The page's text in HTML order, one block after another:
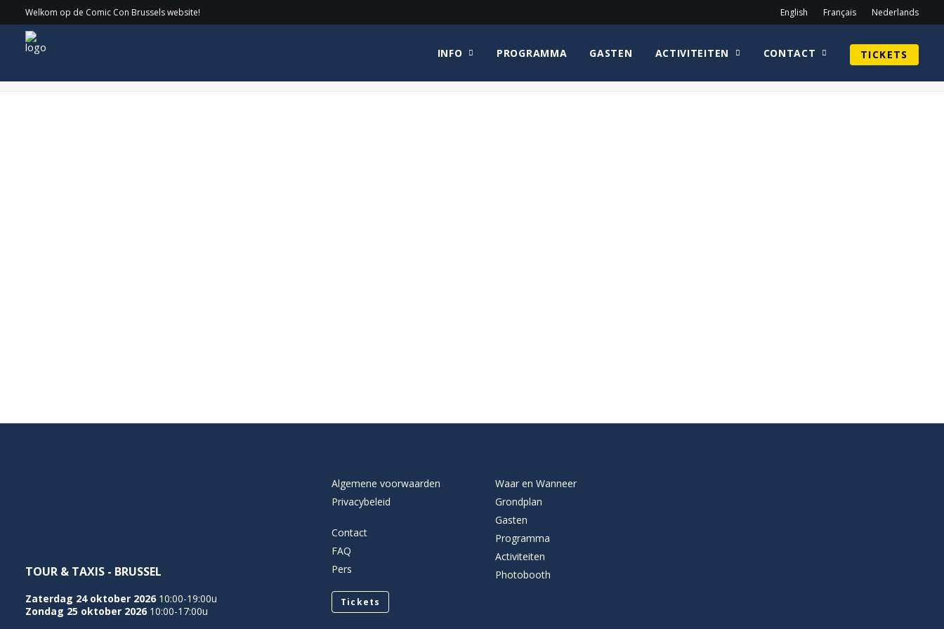
Welkom op de Comic Con Brussels website! English Français Nederlands
INFO PROGRAMMA GASTEN ACTIVITEITEN CONTACT TICKETS
Cirkel_OrliShoshan Home homepage Cirkel_OrliShoshan
TOUR & TAXIS - BRUSSEL
Zaterdag 24 oktober 2026 10:00-19:00u
Zondag 25 oktober 2026 10:00-17:00u
Algemene voorwaarden
Privacybeleid
Contact
FAQ
Pers
Tickets
Waar en Wanneer
Grondplan
Gasten
Programma
Activiteiten
Photobooth